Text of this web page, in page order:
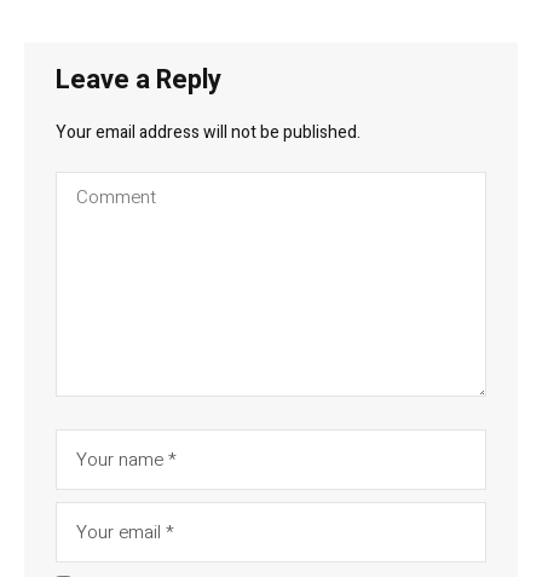
Leave a Reply
Your email address will not be published.